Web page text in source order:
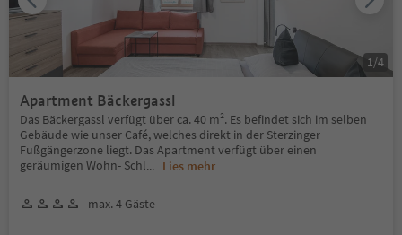
Apartment Bäckergassl
Das Bäckergassl verfügt über ca. 40 m². Es befindet sich im selben
Gebäude wie unser Café, welches direkt in der Sterzinger
Fußgängerzone liegt. Das Apartment verfügt über einen
geräumigen Wohn- Schl... Lies mehr
max. 4 Gäste
1 /4